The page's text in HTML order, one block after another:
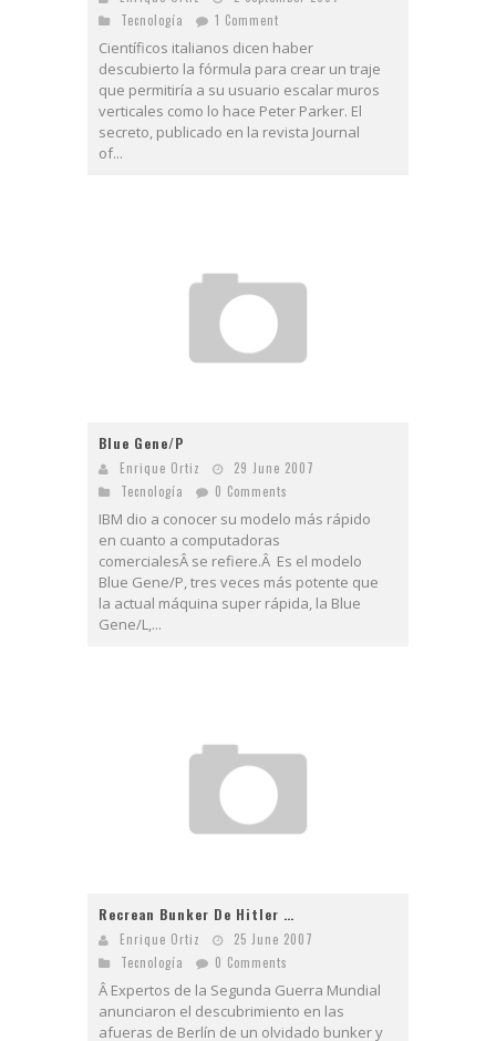
Tecnologí­a
1 Comment
Científicos italianos dicen haber
descubierto la fórmula para crear un traje
que permitiría a su usuario escalar muros
verticales como lo hace Peter Parker. El
secreto, publicado en la revista Journal
of...
Blue Gene/P
Enrique Ortiz
29 June 2007
Tecnologí­a
0 Comments
IBM dio a conocer su modelo más rápido
en cuanto a computadoras
comercialesÂ se refiere.Â Es el modelo
Blue Gene/P, tres veces más potente que
la actual máquina super rápida, la Blue
Gene/L,...
Recrean Bunker De Hitler …
Enrique Ortiz
25 June 2007
Tecnologí­a
0 Comments
Â Expertos de la Segunda Guerra Mundial
anunciaron el descubrimiento en las
afueras de Berlín de un olvidado bunker y